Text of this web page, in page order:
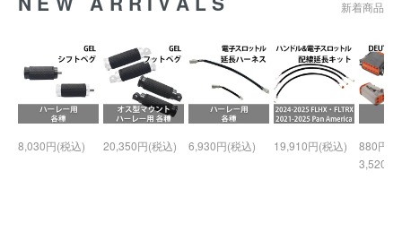
新着商品
8,030円(税込) 20,350円(税込) 6,930円(税込) 19,910円(税込)
880円(
3,520円